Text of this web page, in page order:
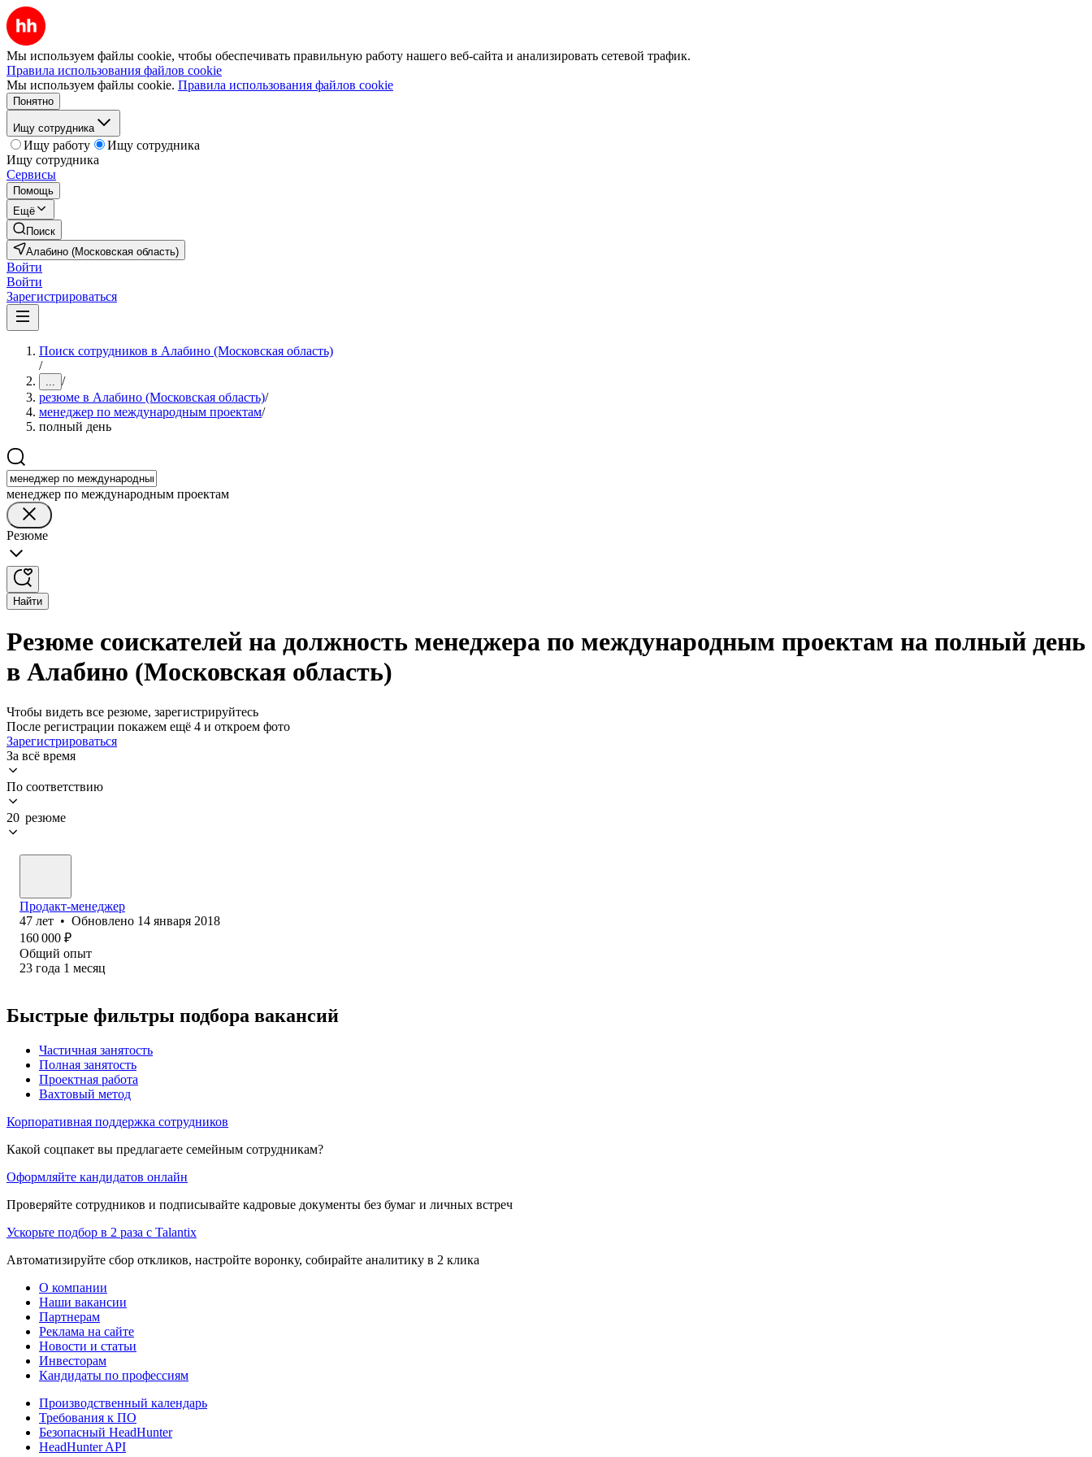
Мы используем файлы cookie, чтобы обеспечивать правильную работу нашего веб-сайта и анализировать сетевой трафик.
Правила использования файлов cookie
Мы используем файлы cookie. Правила использования файлов cookie
Понятно
Ищу сотрудника
Ищу работу
Ищу сотрудника
Ищу сотрудника
Сервисы
Помощь
Ещё
Поиск
Алабино (Московская область)
Войти
Войти
Зарегистрироваться
Поиск сотрудников в Алабино (Московская область)
/
... /
резюме в Алабино (Московская область)/
менеджер по международным проектам/
полный день
менеджер по международным проектам
Резюме
Найти
Резюме соискателей на должность менеджера по международным проектам на полный день
в Алабино (Московская область)
Чтобы видеть все резюме, зарегистрируйтесь
После регистрации покажем ещё 4 и откроем фото
Зарегистрироваться
За всё время
По соответствию
20 резюме
Продакт-менеджер
47 лет • Обновлено 14 января 2018
160 000 ₽
Общий опыт
23 года 1 месяц
Быстрые фильтры подбора вакансий
Частичная занятость
Полная занятость
Проектная работа
Вахтовый метод
Корпоративная поддержка сотрудников
Какой соцпакет вы предлагаете семейным сотрудникам?
Оформляйте кандидатов онлайн
Проверяйте сотрудников и подписывайте кадровые документы без бумаг и личных встреч
Ускорьте подбор в 2 раза с Talantix
Автоматизируйте сбор откликов, настройте воронку, собирайте аналитику в 2 клика
О компании
Наши вакансии
Партнерам
Реклама на сайте
Новости и статьи
Инвесторам
Кандидаты по профессиям
Производственный календарь
Требования к ПО
Безопасный HeadHunter
HeadHunter API